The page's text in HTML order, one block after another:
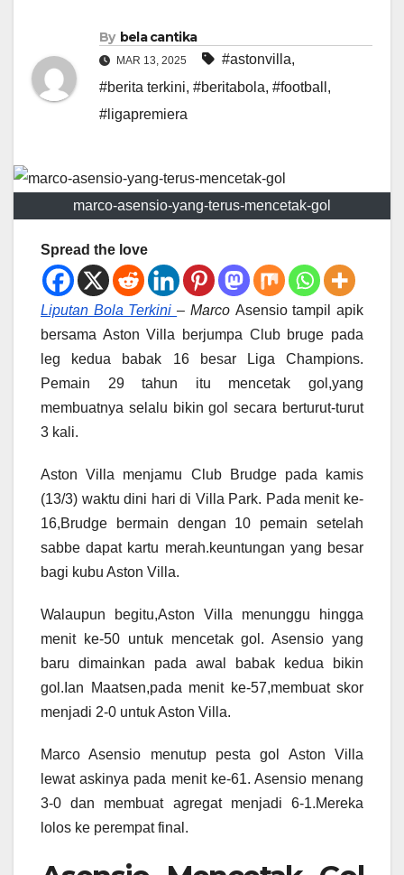
By bela cantika
MAR 13, 2025 #astonvilla,
#berita terkini, #beritabola, #football ,
#ligapremiera
marco-asensio-yang-terus-mencetak-gol
Spread the love
Liputan Bola Terkini– Marco Asensio tampil apik
bersama Aston Villa berjumpa Club bruge pada
leg kedua babak 16 besar Liga Champions.
Pemain 29 tahun itu mencetak gol,yang
membuatnya selalu bikin gol secara berturut-turut
3 kali.
Aston Villa menjamu Club Brudge pada kamis
(13/3) waktu dini hari di Villa Park. Pada menit ke-
16,Brudge bermain dengan 10 pemain setelah
sabbe dapat kartu merah.keuntungan yang besar
bagi kubu Aston Villa.
Walaupun begitu,Aston Villa menunggu hingga
menit ke-50 untuk mencetak gol. Asensio yang
baru dimainkan pada awal babak kedua bikin
gol.Ian Maatsen,pada menit ke-57,membuat skor
menjadi 2-0 untuk Aston Villa.
Marco Asensio menutup pesta gol Aston Villa
lewat askinya pada menit ke-61. Asensio menang
3-0 dan membuat agregat menjadi 6-1.Mereka
lolos ke perempat final.